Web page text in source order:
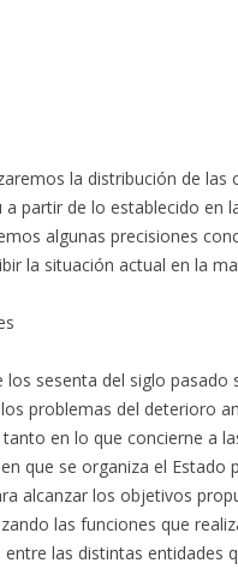
la distribución de las
partir de lo establecido en
algunas precisiones
la situación actual en la
los sesenta del siglo
problemas del deterioro
en lo que concierne a
que se organiza el Estado
alcanzar los objetivos
las funciones que
las distintas entidades